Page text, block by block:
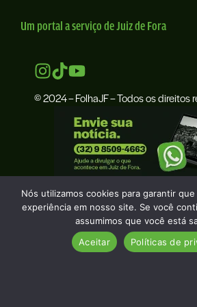
Um portal a serviço de Juiz de Fora
© 2024 – FolhaJF – Todos os direitos
Nós utilizamos cookies para garantir
experiência em nosso site. Se você
assumimos que você está
Aceitar
Políticas de